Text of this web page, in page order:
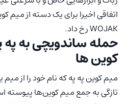
اتفاقی اخیرا برای یک دسته از میم
WOJAK رخ داد.
حمله ساندویچی به په
کوین ها
میم کوین په په که نام خود را از میم